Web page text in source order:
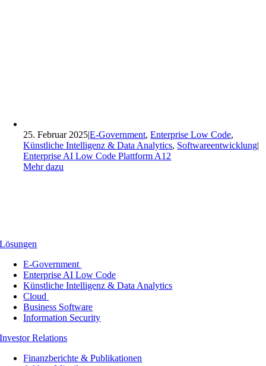
25. Februar 2025|E-Government,Enterprise Low Code,
Künstliche Intelligenz & Data Analytics, Softwareentwicklung|
Enterprise AI Low Code Plattform A12
Mehr dazu
Lösungen
E-Government
Enterprise AI Low Code
Künstliche Intelligenz & Data Analytics
Cloud
Business Software
Information Security
Investor Relations
Finanzberichte & Publikationen